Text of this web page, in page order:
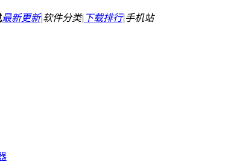
最新更新|软件分类| 下载排行|手机站